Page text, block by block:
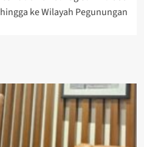
hingga ke Wilayah Pegunungan